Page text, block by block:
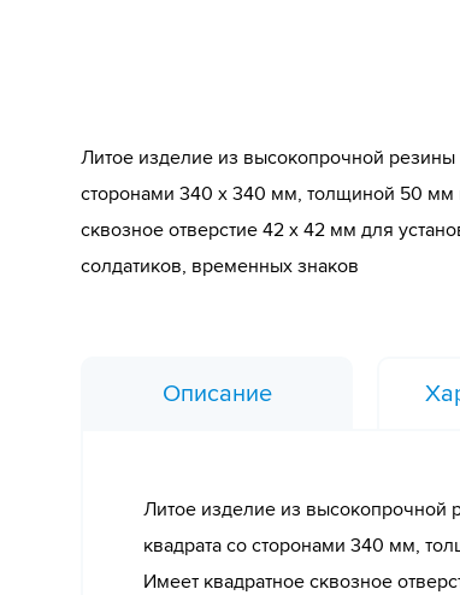
Литое изделие из высокопрочной
сторонами 340 х 340 мм, толщиной 50 мм
сквозное отверстие 42 х 42 мм для
солдатиков, временных знаков
Описание
Литое изделие из высокопрочной
квадрата со сторонами 340 мм,
Имеет квадратное сквозное